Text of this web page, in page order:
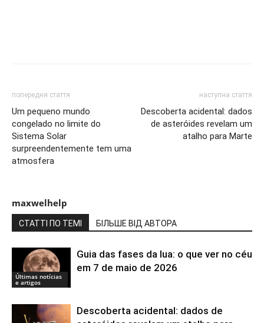
попередня стаття
Um pequeno mundo
congelado no limite do
Sistema Solar
surpreendentemente tem uma
atmosfera
наступна стаття
Descoberta acidental: dados
de asteróides revelam um
atalho para Marte
maxwelhelp
СТАТТІ ПО ТЕМІ БІЛЬШЕ ВІД АВТОРА
Últimas notícias
e artigos
Guia das fases da lua: o que ver no céu
em 7 de maio de 2026
Descoberta acidental: dados de